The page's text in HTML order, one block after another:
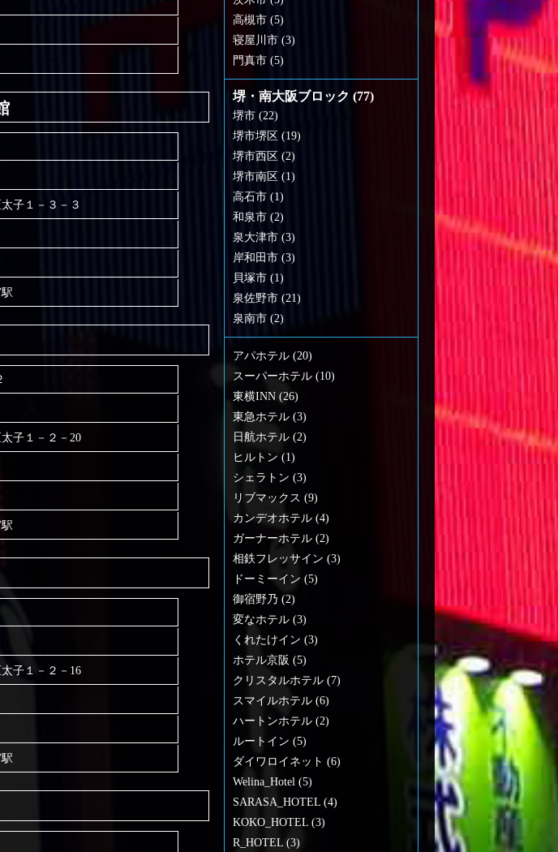
子１－３－３
子１－２－20
子１－２－16
高槻市 (5)
寝屋川市 (3)
門真市 (5)
堺・南大阪ブロック (77)
堺市 (22)
堺市堺区 (19)
堺市西区 (2)
堺市南区 (1)
高石市 (1)
和泉市 (2)
泉大津市 (3)
岸和田市 (3)
貝塚市 (1)
泉佐野市 (21)
泉南市 (2)
アパホテル (20)
スーパーホテル (10)
東横INN (26)
東急ホテル (3)
日航ホテル (2)
ヒルトン (1)
シェラトン (3)
リブマックス (9)
カンデオホテル (4)
ガーナーホテル (2)
相鉄フレッサイン (3)
ドーミーイン (5)
御宿野乃 (2)
変なホテル (3)
くれたけイン (3)
ホテル京阪 (5)
クリスタルホテル (7)
スマイルホテル (6)
ハートンホテル (2)
ルートイン (5)
ダイワロイネット (6)
Welina_Hotel (5)
SARASA_HOTEL (4)
KOKO_HOTEL (3)
R_HOTEL (3)